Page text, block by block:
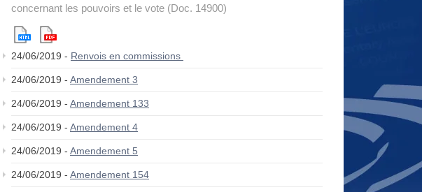
concernant les pouvoirs et le vote (Doc. 14900)
24/06/2019 - Renvois en commissions
24/06/2019 - Amendement 3
24/06/2019 - Amendement 133
24/06/2019 - Amendement 4
24/06/2019 - Amendement 5
24/06/2019 - Amendement 154